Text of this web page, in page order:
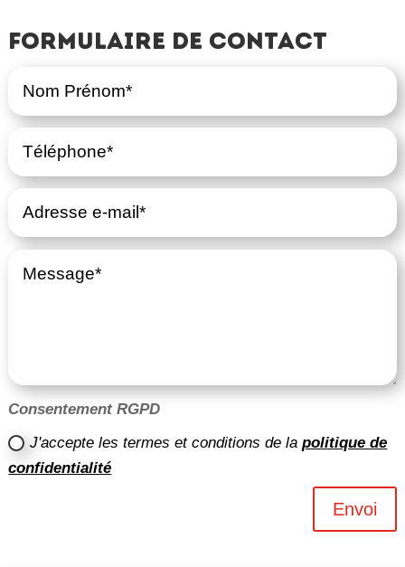
Formulaire de contact
Consentement RGPD
J'accepte les termes et conditions de lapolitique de
confidentialité
Envoi